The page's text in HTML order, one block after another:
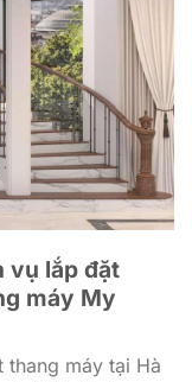
vụ lắp đặt
máy My
thang máy tại Hà